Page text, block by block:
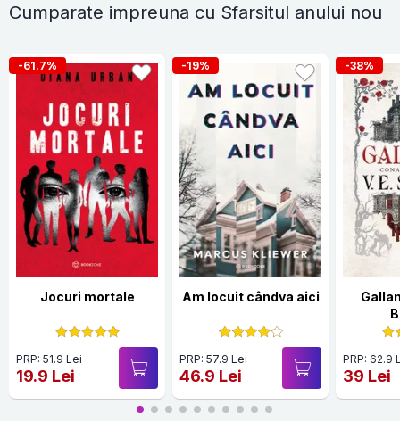
Cumparate impreuna cu Sfarsitul anului nou
-61.7%
Jocuri mortale
PRP: 51.9 Lei
19.9 Lei
-19%
Am locuit cândva aici
PRP: 57.9 Lei
46.9 Lei
-38%
PRP: 62.9
39 Lei